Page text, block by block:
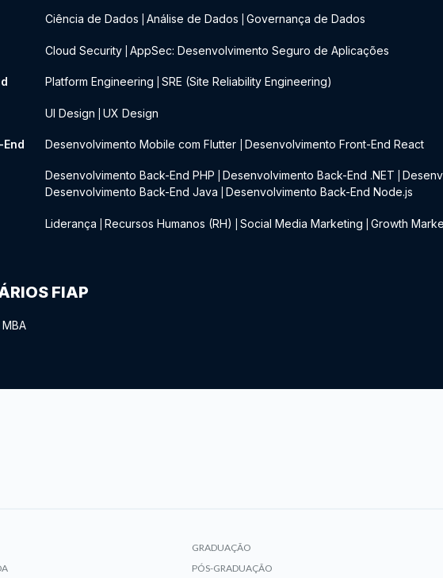
Ciência de Dados Análise de Dados Governança de Dados
Cloud Security AppSec: Desenvolvimento Seguro de Aplicações
Platform Engineering SRE (Site Reliability Engineering)
UI Design UX Design
Desenvolvimento Mobile com Flutter Desenvolvimento Front-End React
Desenvolvimento Back-End PHP Desenvolvimento Back-End .NET
Desenvolvimento Back-End Java Desenvolvimento Back-End Node.js
Liderança Recursos Humanos (RH) Social Media Marketing Growth
FIAP
MBA
GRADUAÇÃO
PÓS-GRADUAÇÃO